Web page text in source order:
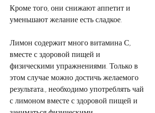
Кроме того, они снижают аппетит и
уменьшают желание есть сладкое.
Лимон содержит много витамина С,
вместе с здоровой пищей и
физическими упражнениями. Только в
этом случае можно достичь желаемого
результата., необходимо употреблять чай
с лимоном вместе с здоровой пищей и